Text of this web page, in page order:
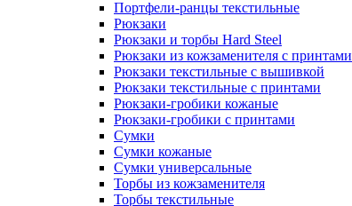
Портфели-ранцы текстильные
Рюкзаки
Рюкзаки и торбы Hard Steel
Рюкзаки из кожзаменителя с принтами
Рюкзаки текстильные с вышивкой
Рюкзаки текстильные с принтами
Рюкзаки-гробики кожаные
Рюкзаки-гробики с принтами
Сумки
Сумки кожаные
Сумки универсальные
Торбы из кожзаменителя
Торбы текстильные